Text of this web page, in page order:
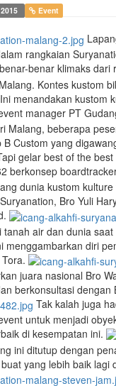
Event
rangkaian
benar klimaks dari
Kontes kustom
menandakan kustom
manager PT
Malang, beberapa
B Custom yang
gelar best of the
berkonsep
dunia kustom
Bro Yuli
tanah air dan dunia
menggambarkan diri
juara nasional Bro
berkonsultasi
Tak kalah juga
untuk menjadi
di kesempatan ini.
ini ditutup dengan
yang lebih baik lagi